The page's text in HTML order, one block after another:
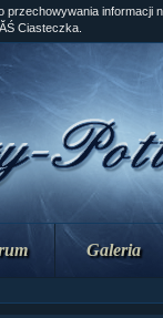
Galeria
informacji
Ciasteczka.